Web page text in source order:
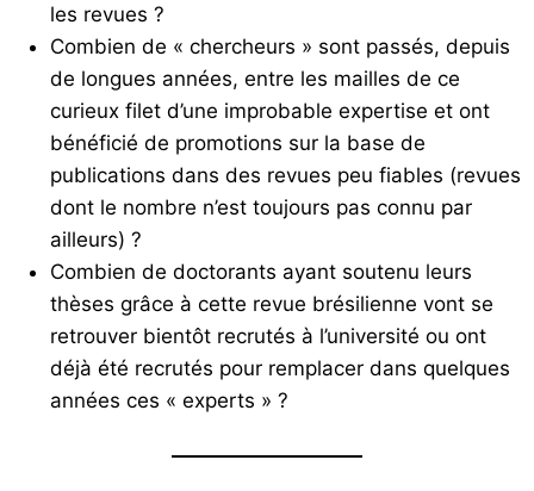
les revues ?
Combien de « chercheurs » sont passés, depuis
de longues années, entre les mailles de ce
curieux filet d’une improbable expertise et ont
bénéficié de promotions sur la base de
publications dans des revues peu fiables (revues
dont le nombre n’est toujours pas connu par
ailleurs) ?
Combien de doctorants ayant soutenu leurs
thèses grâce à cette revue brésilienne vont se
retrouver bientôt recrutés à l’université ou ont
déjà été recrutés pour remplacer dans quelques
années ces « experts » ?